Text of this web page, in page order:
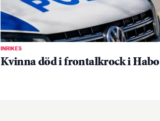
INRIKES
Kvinna död i frontalkrock i Habo